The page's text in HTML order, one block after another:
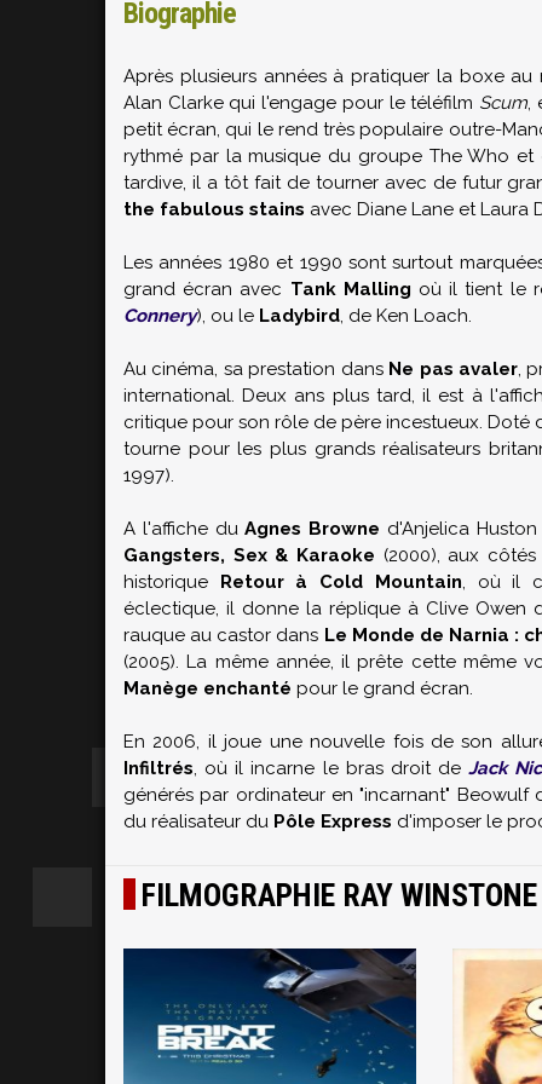
Biographie
Après plusieurs années à pratiquer la boxe au
Alan Clarkequi l'engage pour le téléfilm Scum,
petit écran, qui le rend très populaire outre-
rythmé par la musique du groupe The Who
tardive, il a tôt fait de tourner avec de futur
the fabulous stains avec Diane Lane etLaura
Les années 1980 et 1990 sont surtout
grand écran avec Tank Malling où il tient le
Connery), ou le Ladybird, de Ken Loach.
Au cinéma, sa prestation dans Ne pas avaler,
international. Deux ans plus tard, il est à
critique pour son rôle de père incestueux.
tourne pour les plus grands réalisateurs
1997).
A l'affiche duAgnes Browne d'Anjelica Huston
Gangsters, Sex & Karaoke (2000), aux
historique Retour à Cold Mountain, où il
éclectique, il donne la réplique à Clive Owen
rauque au castor dans Le Monde de Narnia :
(2005). La même année, il prête cette
Manège enchanté pour le grand écran.
En 2006, il joue une nouvelle fois de son
Infiltrés, où il incarne le bras droit deJack
générés par ordinateur en "incarnant" Beowulf
du réalisateur du Pôle Express d'imposer le
FILMOGRAPHIE RAY WINSTONE